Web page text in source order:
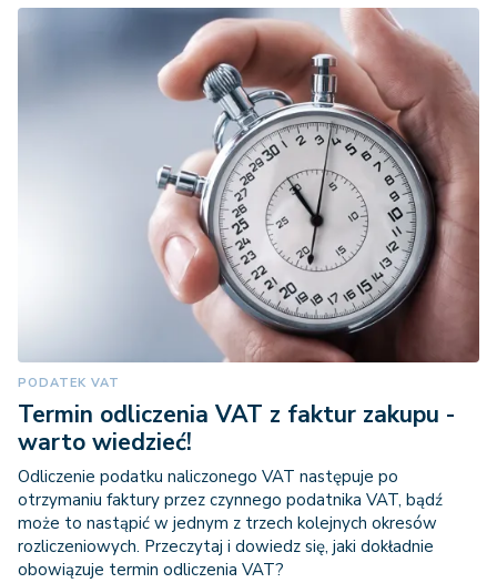
PODATEK VAT
Termin odliczenia VAT z faktur zakupu -
warto wiedzieć!
Odliczenie podatku naliczonego VAT następuje po
otrzymaniu faktury przez czynnego podatnika VAT, bądź
może to nastąpić w jednym z trzech kolejnych okresów
rozliczeniowych. Przeczytaj i dowiedz się, jaki dokładnie
obowiązuje termin odliczenia VAT?